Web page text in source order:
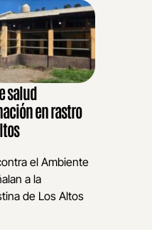
salud
en rastro
el Ambiente
a la
de Los Altos